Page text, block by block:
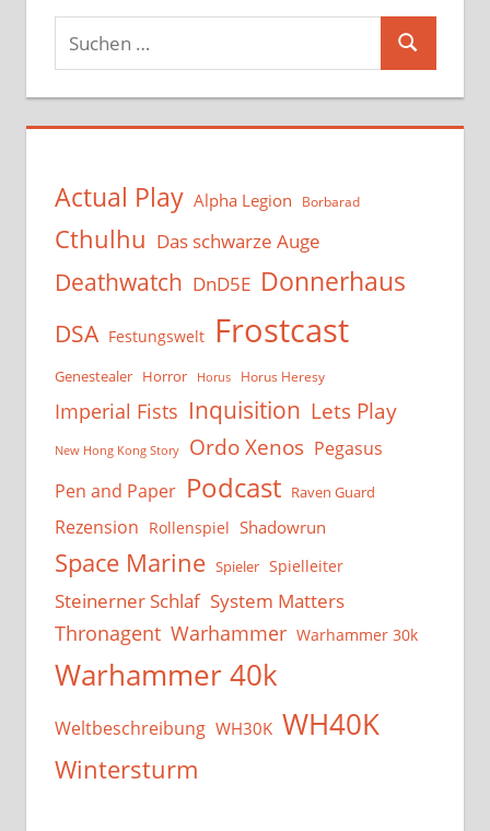
Suchen
Suchen
Actual Play Alpha Legion Borbarad
Cthulhu Das schwarze Auge
Deathwatch DnD5E Donnerhaus
DSA Festungswelt Frostcast
Genestealer Horror Horus Horus Heresy
Imperial Fists Inquisition Lets Play
New Hong Kong Story Ordo Xenos Pegasus
Pen and Paper Podcast Raven Guard
Rezension Rollenspiel Shadowrun
Space Marine Spieler Spielleiter
Steinerner Schlaf System Matters
Thronagent Warhammer Warhammer 30k
Warhammer 40k
Weltbeschreibung WH30K WH40K
Wintersturm